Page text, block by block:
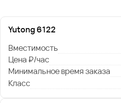
Yutong 6122
Вместимость
Цена ₽/час
Минимальное время заказа
Класс